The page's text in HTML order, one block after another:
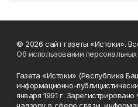
© 2026 сайт газеты «Истоки».
Об использовании
Газета «Истоки» (Республика
информационно-
января 1991 г.